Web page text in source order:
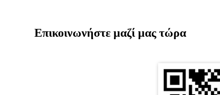
Επικοινωνήστε μαζί μας τώρα